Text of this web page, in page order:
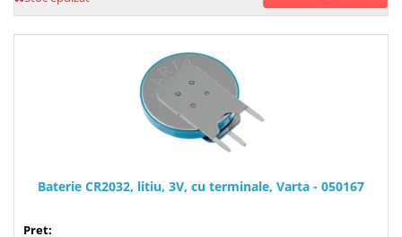
Baterie CR2032, litiu, 3V, cu terminale, Varta - 050167
Pret: